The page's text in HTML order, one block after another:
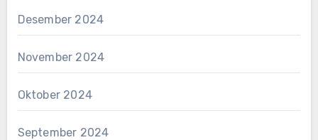
Desember 2024
November 2024
Oktober 2024
September 2024